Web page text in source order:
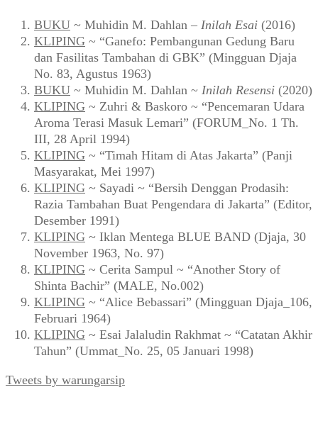
BUKU ~ Muhidin M. Dahlan – Inilah Esai (2016)
KLIPING ~ “Ganefo: Pembangunan Gedung Baru
dan Fasilitas Tambahan di GBK” (Mingguan Djaja
No. 83, Agustus 1963)
BUKU ~ Muhidin M. Dahlan ~ Inilah Resensi (2020)
KLIPING ~ Zuhri & Baskoro ~ “Pencemaran Udara
Aroma Terasi Masuk Lemari” (FORUM_No. 1 Th.
III, 28 April 1994)
KLIPING ~ “Timah Hitam di Atas Jakarta” (Panji
Masyarakat, Mei 1997)
KLIPING ~ Sayadi ~ “Bersih Denggan Prodasih:
Razia Tambahan Buat Pengendara di Jakarta” (Editor,
Desember 1991)
KLIPING ~ Iklan Mentega BLUE BAND (Djaja, 30
November 1963, No. 97)
KLIPING ~ Cerita Sampul ~ “Another Story of
Shinta Bachir” (MALE, No.002)
KLIPING ~ “Alice Bebassari” (Mingguan Djaja_106,
Februari 1964)
KLIPING ~ Esai Jalaludin Rakhmat ~ “Catatan Akhir
Tahun” (Ummat_No. 25, 05 Januari 1998)
Tweets by warungarsip